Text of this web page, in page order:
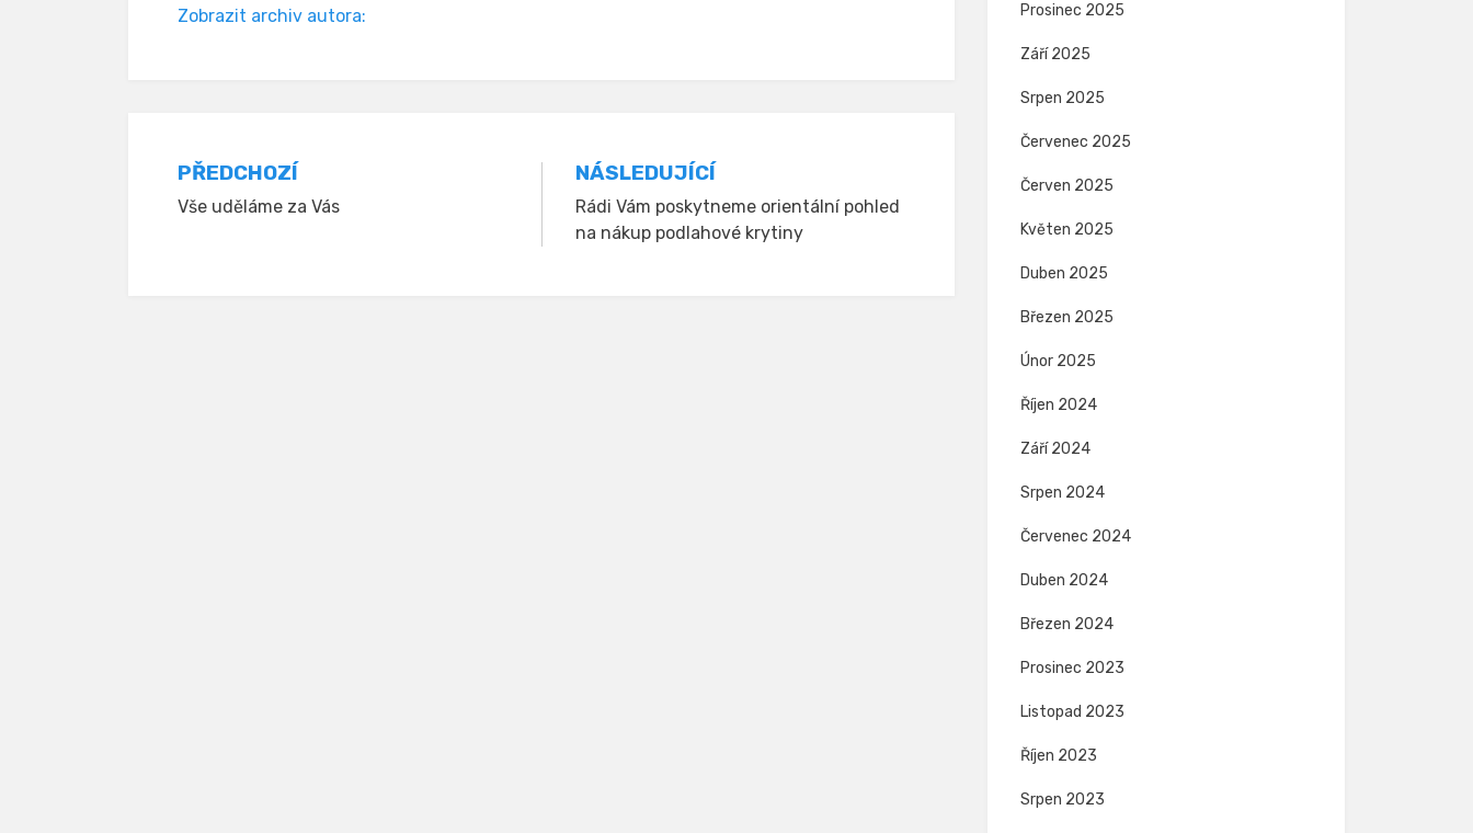
Zobrazit archiv autora:
Navigace
pro
PŘEDCHOZÍ
Vše uděláme za Vás
NÁSLEDUJÍCÍ
Rádi Vám poskytneme orientální pohled
na nákup podlahové krytiny
Prosinec 2025
Září 2025
Srpen 2025
Červenec 2025
Červen 2025
Květen 2025
Duben 2025
Březen 2025
Únor 2025
Říjen 2024
Září 2024
Srpen 2024
Červenec 2024
Duben 2024
Březen 2024
Prosinec 2023
Listopad 2023
Říjen 2023
Srpen 2023